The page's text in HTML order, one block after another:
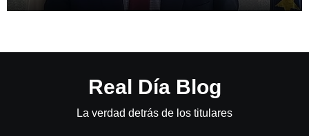
Real Día Blog
La verdad detrás de los titulares